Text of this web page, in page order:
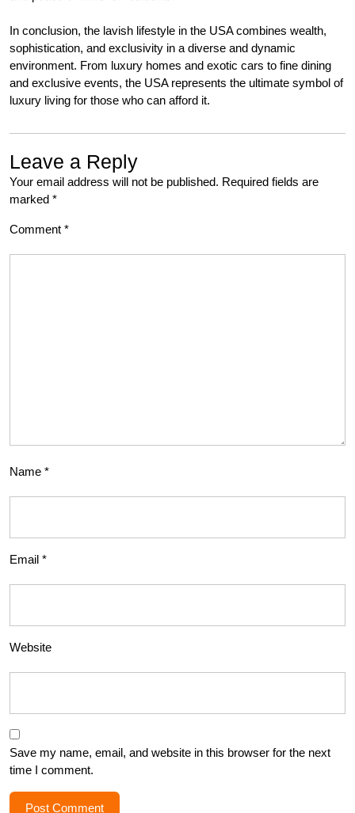
In conclusion, the lavish lifestyle in the USA combines wealth,
sophistication, and exclusivity in a diverse and dynamic
environment. From luxury homes and exotic cars to fine dining
and exclusive events, the USA represents the ultimate symbol of
luxury living for those who can afford it.
Leave a Reply
Your email address will not be published. Required fields are
marked *
Comment *
Name *
Email *
Website
Save my name, email, and website in this browser for the next
time I comment.